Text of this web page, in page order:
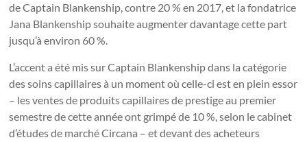
de Captain Blankenship, contre 20 % en 2017, et la fondatrice
Jana Blankenship souhaite augmenter davantage cette part
jusqu’à environ 60 %.
L’accent a été mis sur Captain Blankenship dans la catégorie
des soins capillaires à un moment où celle-ci est en plein essor
– les ventes de produits capillaires de prestige au premier
semestre de cette année ont grimpé de 10 %, selon le cabinet
d’études de marché Circana – et devant des acheteurs